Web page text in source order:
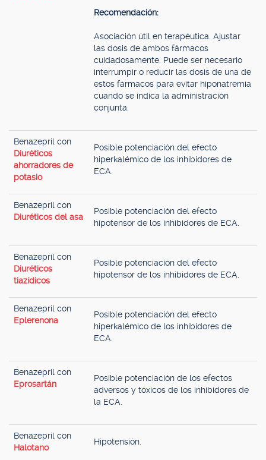
Recomendación:
Asociación útil en terapéutica. Ajustar
las dosis de ambos fármacos
cuidadosamente. Puede ser necesario
interrumpir o reducir las dosis de una de
estos fármacos para evitar hiponatremia
cuando se indica la administración
conjunta.
Benazepril con
Diuréticos
ahorradores de
potasio
Posible potenciación del efecto
hiperkalémico de los inhibidores de
ECA.
Benazepril con
Diuréticos del asa
Posible potenciación del efecto
hipotensor de los inhibidores de ECA.
Benazepril con
Diuréticos
tiazídicos
Posible potenciación del efecto
hipotensor de los inhibidores de ECA.
Benazepril con
Eplerenona
Posible potenciación del efecto
hiperkalémico de los inhibidores de
ECA.
Benazepril con
Eprosartán
Posible potenciación de los efectos
adversos y tóxicos de los inhibidores de
la ECA.
Benazepril con
Halotano
Hipotensión.